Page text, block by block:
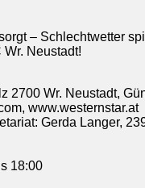
– Schlechtwetter
Neustadt!
2700 Wr. Neustadt,
www.westernstar.at
Gerda Langer,
18:00